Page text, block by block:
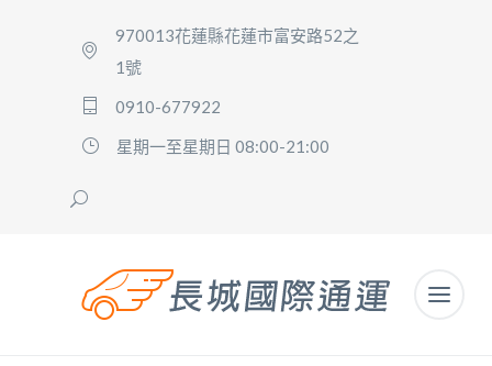
970013花蓮縣花蓮市富安路52之
1號
0910-677922
星期一至星期日 08:00-21:00